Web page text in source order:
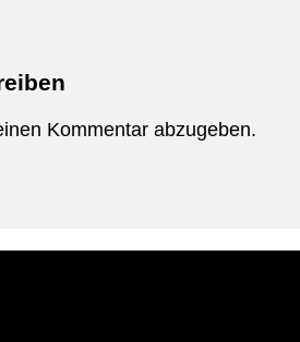
Kommentar abzugeben.